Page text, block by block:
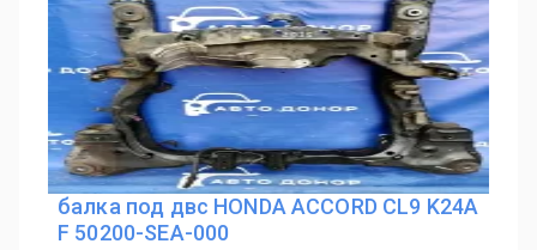
балка под двс HONDA ACCORD CL9 K24A
F 50200-SEA-000